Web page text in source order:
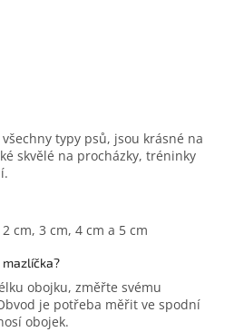
typy psů, jsou krásné na
skvělé na procházky, tréninky
cm, 3 cm, 4 cm a 5 cm
mazlíčka?
obojku, změřte svému
je potřeba měřit ve spodní
obojek.